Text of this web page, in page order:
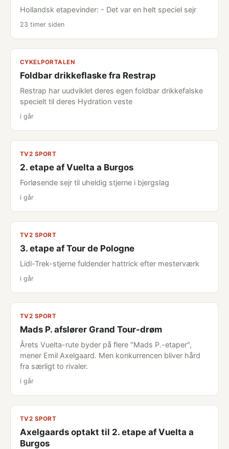
Hollandsk etapevinder: - Det var en helt speciel sejr
23 timer siden
CYKELPORTALEN
Foldbar drikkeflaske fra Restrap
Restrap har uudviklet deres egen foldbar drikkefalske
specielt til deres Hydration veste
i går
TV2 SPORT
2. etape af Vuelta a Burgos
Forløsende sejr til uheldig stjerne i bjergslag
i går
TV2 SPORT
3. etape af Tour de Pologne
Lidl-Trek-stjerne fuldender hattrick efter mesterværk
i går
TV2 SPORT
Mads P. afslører Grand Tour-drøm
Årets Vuelta-rute byder på flere "Mads P.-etaper",
mener Emil Axelgaard. Men konkurrencen bliver hård
fra særligt to rivaler.
i går
TV2 SPORT
Axelgaards optakt til 2. etape af Vuelta a
Burgos